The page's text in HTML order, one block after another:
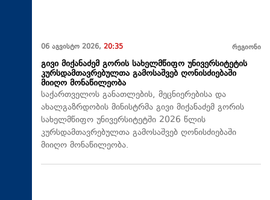
06 აგვისტო 2026, 20:35 რეგიონი
გივი მიქანაძემ გორის სახელმწიფო უნივერსიტეტის
კურსდამთავრებულთა გამოსაშვებ ღონისძიებაში
მიიღო მონაწილეობა
საქართველოს განათლების, მეცნიერებისა და
ახალგაზრდობის მინისტრმა გივი მიქანაძემ გორის
სახელმწიფო უნივერსიტეტში 2026 წლის
კურსდამთავრებულთა გამოსაშვებ ღონისძიებაში
მიიღო მონაწილეობა.